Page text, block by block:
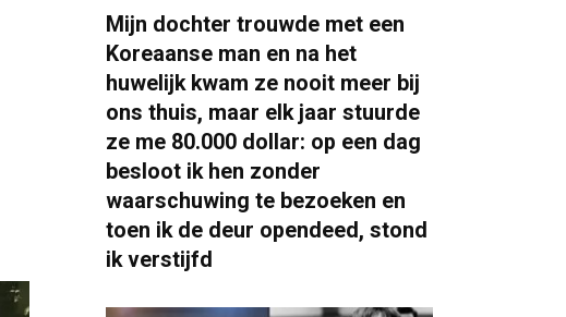
Mijn dochter trouwde met een
Koreaanse man en na het
huwelijk kwam ze nooit meer bij
ons thuis, maar elk jaar stuurde
ze me 80.000 dollar: op een dag
besloot ik hen zonder
waarschuwing te bezoeken en
toen ik de deur opendeed, stond
ik verstijfd